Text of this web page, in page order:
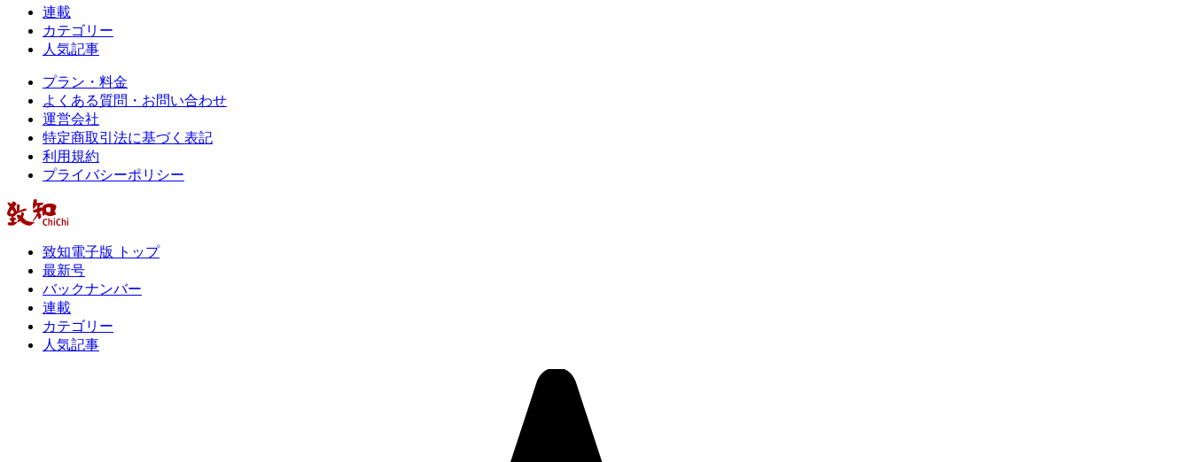
連載
カテゴリー
人気記事
プラン・料金
よくある質問・お問い合わせ
運営会社
特定商取引法に基づく表記
利用規約
プライバシーポリシー
致知電子版 トップ
最新号
バックナンバー
連載
カテゴリー
人気記事